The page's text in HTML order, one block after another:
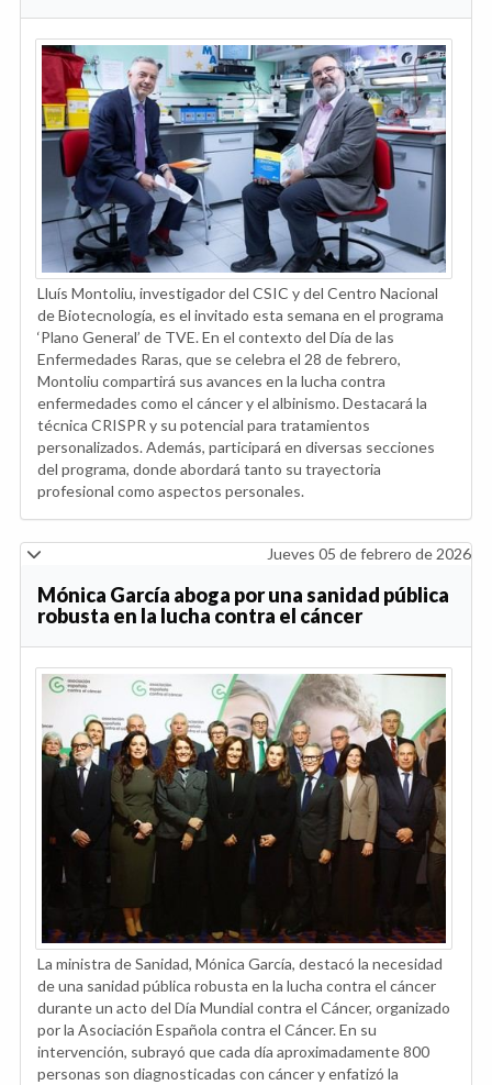
Lluís Montoliu, investigador del CSIC y del Centro Nacional
de Biotecnología, es el invitado esta semana en el programa
‘Plano General’ de TVE. En el contexto del Día de las
Enfermedades Raras, que se celebra el 28 de febrero,
Montoliu compartirá sus avances en la lucha contra
enfermedades como el cáncer y el albinismo. Destacará la
técnica CRISPR y su potencial para tratamientos
personalizados. Además, participará en diversas secciones
del programa, donde abordará tanto su trayectoria
profesional como aspectos personales.
Jueves 05 de febrero de 2026
Mónica García aboga por una sanidad pública
robusta en la lucha contra el cáncer
La ministra de Sanidad, Mónica García, destacó la necesidad
de una sanidad pública robusta en la lucha contra el cáncer
durante un acto del Día Mundial contra el Cáncer, organizado
por la Asociación Española contra el Cáncer. En su
intervención, subrayó que cada día aproximadamente 800
personas son diagnosticadas con cáncer y enfatizó la